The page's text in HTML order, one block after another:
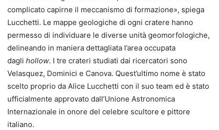
complicato capirne il meccanismo di formazione», spiega
Lucchetti. Le mappe geologiche di ogni cratere hanno
permesso di individuare le diverse unità geomorfologiche,
delineando in maniera dettagliata l’area occupata
dagli hollow. I tre crateri studiati dai ricercatori sono
Velasquez, Dominici e Canova. Quest’ultimo nome è stato
scelto proprio da Alice Lucchetti con il suo team ed è stato
ufficialmente approvato dall’Unione Astronomica
Internazionale in onore del celebre scultore e pittore
italiano.